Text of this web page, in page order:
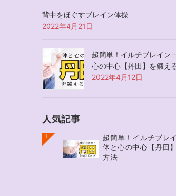
背中をほぐすブレイン体操
2022年4月21日
超簡単！イルチブレイン
心の中心【丹田】を鍛え
2022年4月12日
人気記事
1
超簡単！イルチブレ
体と心の中心【丹田
方法